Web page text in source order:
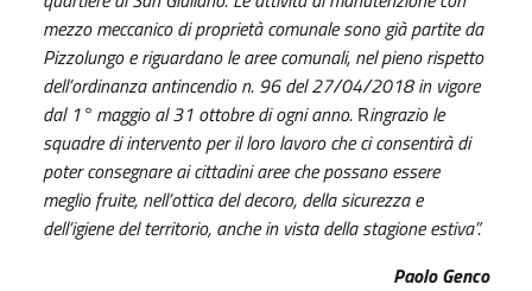
mezzo meccanico di proprietà comunale sono già partite da
Pizzolungo e riguardano le aree comunali, nel pieno rispetto
dell’ordinanza antincendio n. 96 del 27/04/2018 in vigore
dal 1° maggio al 31 ottobre di ogni anno. Ringrazio le
squadre di intervento per il loro lavoro che ci consentirà di
poter consegnare ai cittadini aree che possano essere
meglio fruite, nell’ottica del decoro, della sicurezza e
dell’igiene del territorio, anche in vista della stagione estiva”.
Paolo Genco